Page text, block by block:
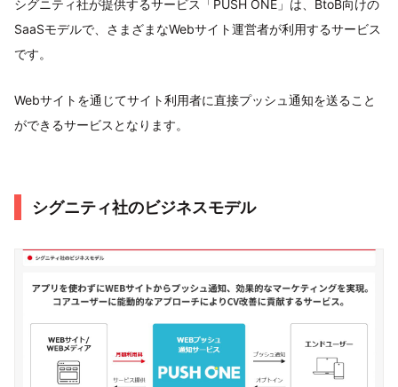
シグニティ社が提供するサービス「PUSH ONE」は、BtoB向けの
SaaSモデルで、さまざまなWebサイト運営者が利用するサービス
です。
Webサイトを通じてサイト利用者に直接プッシュ通知を送ること
ができるサービスとなります。
シグニティ社のビジネスモデル